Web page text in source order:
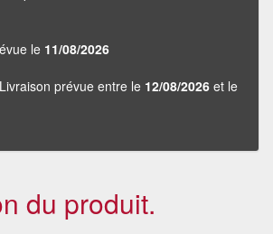
le 11/08/2026
prévue entre le 12/08/2026 et le
du produit.